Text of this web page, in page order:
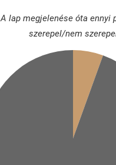
A lap megjelenése óta ennyi
szerepel/nem